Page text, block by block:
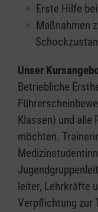
Erste Hilfe
Maßnahmen
Unser
Betriebliche
Klassen) und alle
möchten.
leiter, Lehrkräfte
Verpflichtung zur